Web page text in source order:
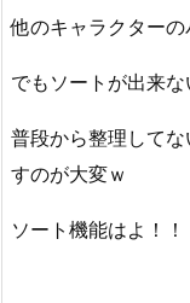
他のキャラクターの
でもソートが出来な
普段から整理して
すのが大変ｗ
ソート機能はよ！！